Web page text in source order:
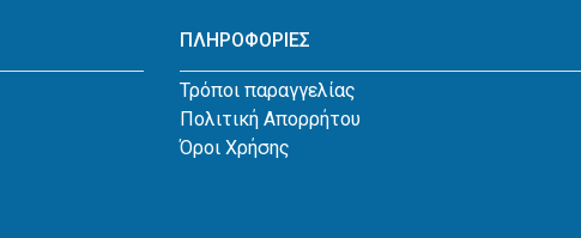
ΠΛΗΡΟΦΟΡΙΕΣ
Τρόποι παραγγελίας
Πολιτική Απορρήτου
Όροι Χρήσης